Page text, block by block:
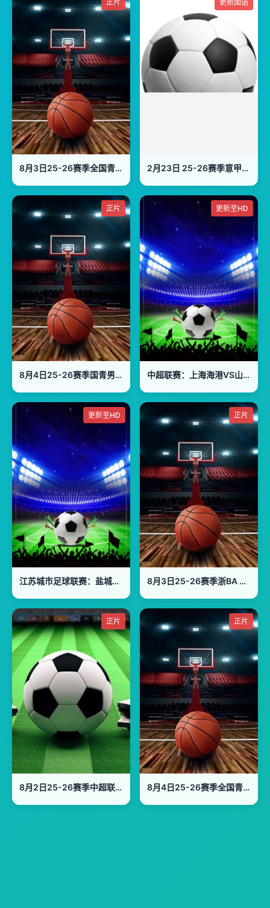
正片
8月3日25-26赛季全国青年篮球联赛 龙狮青年75VS81辽宁沈阳三生
更新国语
2月23日 25-26赛季意甲第26轮 罗马VS克雷莫内塞
正片
8月4日25-26赛季国青男篮热身赛 澳大利亚纽纳华丁闪电队VS韩国东国大学
更新至HD
中超联赛：上海海港VS山东泰山20260801
更新至HD
江苏城市足球联赛：盐城队VS南京队20260801
正片
8月3日25-26赛季浙BA 衢江70VS82柯城
正片
8月2日25-26赛季中超联赛 辽宁铁人楠波湾VS上海申花
正片
8月4日25-26赛季全国青年篮球联赛 深圳新世纪83VS72北京首钢